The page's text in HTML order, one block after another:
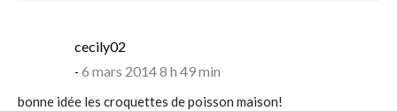
cecily02says:
6 mars 2014 8 h 49 min
bonne idée les croquettes de poisson maison!